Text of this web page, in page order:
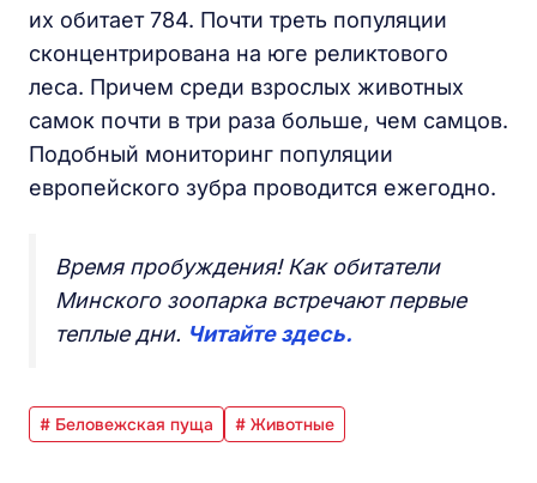
их обитает 784. Почти треть популяции
сконцентрирована на юге реликтового
леса. Причем среди взрослых животных
самок почти в три раза больше, чем самцов.
Подобный мониторинг популяции
европейского зубра проводится ежегодно.
Время пробуждения! Как обитатели
Минского зоопарка встречают первые
теплые дни. Читайте здесь.
# Беловежская пуща # Животные